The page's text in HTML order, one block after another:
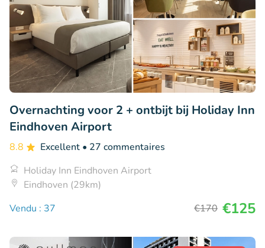
Overnachting voor 2 + ontbijt bij Holiday Inn
Eindhoven Airport
8.8 Excellent • 27 commentaires
Holiday Inn Eindhoven Airport
Eindhoven (29km)
Vendu : 37
€170 €125